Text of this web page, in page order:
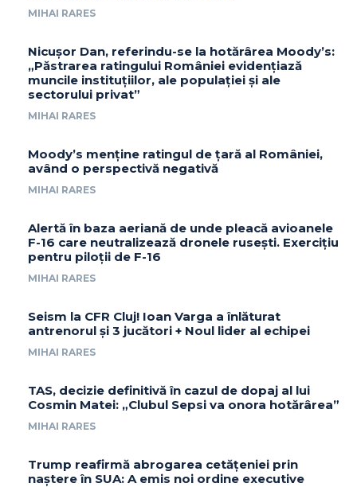
MIHAI RARES
Nicușor Dan, referindu-se la hotărârea Moody’s:
„Păstrarea ratingului României evidențiază
muncile instituțiilor, ale populației și ale
sectorului privat”
MIHAI RARES
Moody’s menține ratingul de țară al României,
având o perspectivă negativă
MIHAI RARES
Alertă în baza aeriană de unde pleacă avioanele
F-16 care neutralizează dronele rusești. Exercițiu
pentru piloții de F-16
MIHAI RARES
Seism la CFR Cluj! Ioan Varga a înlăturat
antrenorul și 3 jucători + Noul lider al echipei
MIHAI RARES
TAS, decizie definitivă în cazul de dopaj al lui
Cosmin Matei: „Clubul Sepsi va onora hotărârea”
MIHAI RARES
Trump reafirmă abrogarea cetățeniei prin
naștere în SUA: A emis noi ordine executive